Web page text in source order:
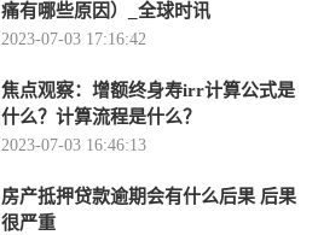
痛有哪些原因）_全球时讯
2023-07-03 17:16:42
焦点观察：增额终身寿irr计算公式是
什么？计算流程是什么？
2023-07-03 16:46:13
房产抵押贷款逾期会有什么后果 后果
很严重